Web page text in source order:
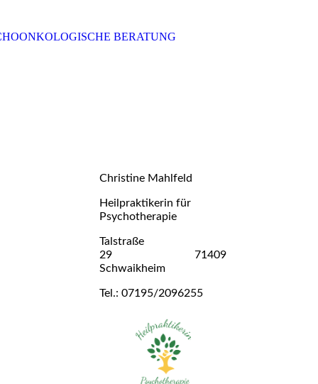
BERATUNG
Christine Mahlfeld
Heilpraktikerin für
Psychotherapie
Talstraße
29 71409
Schwaikheim
Tel.: 07195/2096255